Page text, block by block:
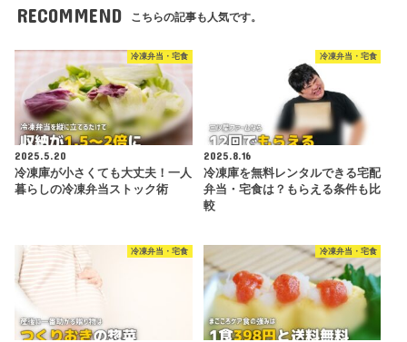
RECOMMEND こちらの記事も人気です。
冷凍弁当・宅食
2025.5.20
冷凍庫が小さくても大丈夫！一人
暮らしの冷凍弁当ストック術
冷凍弁当・宅食
2025.8.16
冷凍庫を無料レンタルできる宅配
弁当・宅食は？もらえる条件も比
較
冷凍弁当・宅食 冷凍弁当・宅食